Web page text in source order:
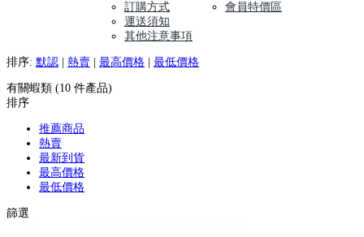
訂購方式
運送須知
其他注意事項
會員特價區
排序: 默認 熱賣 最高價格 最低價格
有關蝦類 (10 件產品)
排序
推薦商品
熱賣
最新到貨
最高價格
最低價格
篩選